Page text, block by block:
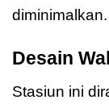
diminimalkan.
Desain
Stasiun ini